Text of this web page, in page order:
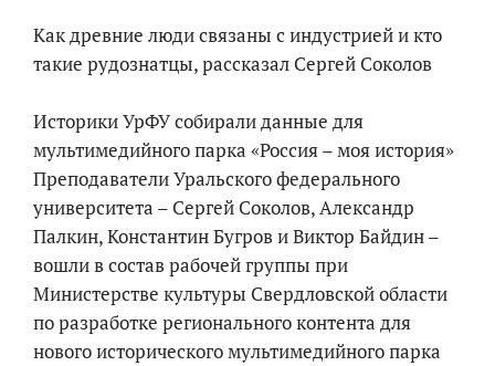
Как древние люди связаны с индустрией и кто
такие рудознатцы, рассказал Сергей Соколов
Историки УрФУ собирали данные для
мультимедийного парка «Россия – моя история»
Преподаватели Уральского федерального
университета – Сергей Соколов, Александр
Палкин, Константин Бугров и Виктор Байдин –
вошли в состав рабочей группы при
Министерстве культуры Свердловской области
по разработке регионального контента для
нового исторического мультимедийного парка